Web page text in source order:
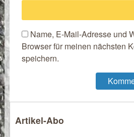
Name, E-Mail-Adresse und
Browser für meinen nächsten
speichern.
Artikel-Abo